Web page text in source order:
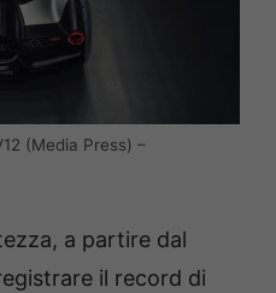
(Media Press) –
a partire dal
il record di